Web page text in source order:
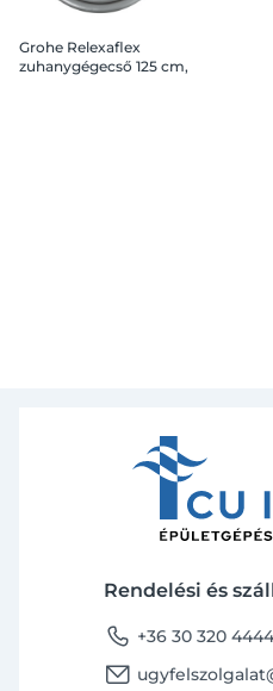
Grohe Relexaflex
zuhanygégecső 125 cm,
Rendelési és
phone +36 30 320 4444
email